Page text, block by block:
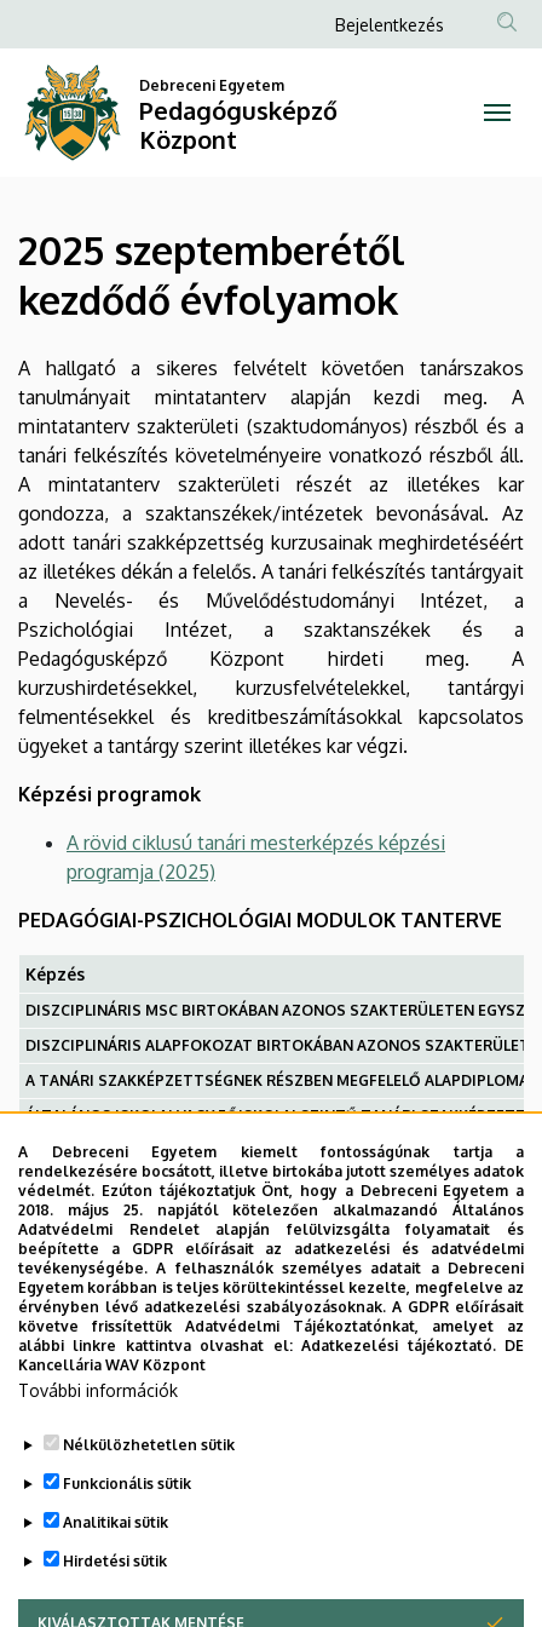
szeptemberétől
kezdődő
évfolyamok
Pedagógusképző
Központ
a
tartalomra
Anonim
fiók
menüje
Bejelentkezés
Debreceni Egyetem
Pedagógusképző
Központ
2025 szeptemberétől
kezdődő évfolyamok
A hallgató a sikeres felvételt követően tanárszakos
tanulmányait mintatanterv alapján kezdi meg. A
mintatanterv szakterületi (szaktudományos) részből és a
tanári felkészítés követelményeire vonatkozó részből áll.
A mintatanterv szakterületi részét az illetékes kar
gondozza, a szaktanszékek/intézetek bevonásával. Az
adott tanári szakképzettség kurzusainak meghirdetéséért
az illetékes dékán a felelős. A tanári felkészítés tantárgyait
a Nevelés- és Művelődéstudományi Intézet, a
Pszichológiai Intézet, a szaktanszékek és a
Pedagógusképző Központ hirdeti meg. A
kurzushirdetésekkel, kurzusfelvételekkel, tantárgyi
felmentésekkel és kreditbeszámításokkal kapcsolatos
ügyeket a tantárgy szerint illetékes kar végzi.
Képzési programok
A rövid ciklusú tanári mesterképzés képzési
programja (2025)
PEDAGÓGIAI-PSZICHOLÓGIAI MODULOK TANTERVE
Képzés
DISZCIPLINÁRIS MSC BIRTOKÁBAN AZONOS SZAKTERÜLETEN
DISZCIPLINÁRIS ALAPFOKOZAT BIRTOKÁBAN AZONOS
A TANÁRI SZAKKÉPZETTSÉGNEK RÉSZBEN MEGFELELŐ
ÁLTALÁNOS ISKOLAI VAGY FŐISKOLAI SZINTŰ TANÁRI
TANÁRI SZAKKÉPZETTSÉG BIRTOKÁBAN ÚJABB TANÁRI
TANÁRI VÉGZETTSÉG BIRTOKÁBAN ÚJABB TANÁRI SZAKKÉPZETTSÉG
TANÍTÓI, FŐISKOLAI SZINTŰ PEDAGÓGIA, SZAKOKTATÓ,
TANÁRI VÉGZETTSÉG BIRTOKÁBAN SZAKTANÁRI VÉGZETTSÉG
Gyakorlatok
Tudnivalók a rövid ciklusú tanári mesterképzésben
készített portfólióról (feltöltés alatt)
Pszichológiai tételsor
Szakmódszertani tételek
Legutóbbi frissítés: 2026. 03. 03. 11:03
A Debreceni Egyetem kiemelt fontosságúnak tartja a
rendelkezésére bocsátott, illetve birtokába jutott személyes adatok
védelmét. Ezúton tájékoztatjuk Önt, hogy a Debreceni Egyetem a
2018. május 25. napjától kötelezően alkalmazandó Általános
Adatvédelmi Rendelet alapján felülvizsgálta folyamatait és
beépítette a GDPR előírásait az adatkezelési és adatvédelmi
tevékenységébe. A felhasználók személyes adatait a Debreceni
Egyetem korábban is teljes körültekintéssel kezelte, megfelelve az
érvényben lévő adatkezelési szabályozásoknak. A GDPR előírásait
követve frissítettük Adatvédelmi Tájékoztatónkat, amelyet az
alábbi linkre kattintva olvashat el:Adatkezelési tájékoztató. DE
Kancellária WAV Központ
További információk
Nélkülözhetetlen sütik
Funkcionális sütik
Analitikai sütik
Hirdetési sütik
KIVÁLASZTOTTAK MENTÉSE
WITHDRAW CONSENT